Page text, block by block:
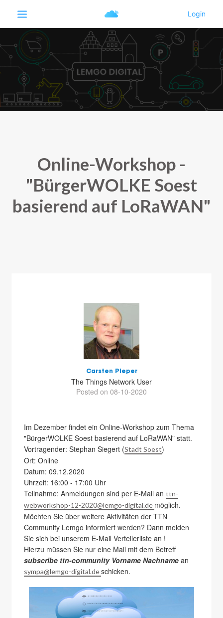
Online-Workshop -
"BürgerWOLKE Soest
basierend auf LoRaWAN"
Carsten Pieper
The Things Network User
Posted on 08-10-2020
Im Dezember findet ein Online-Workshop zum Thema
"BürgerWOLKE Soest basierend auf LoRaWAN" statt.
Vortragender: Stephan Siegert (Stadt Soest)
Ort: Online
Datum: 09.12.2020
Uhrzeit: 16:00 - 17:00 Uhr
Teilnahme: Anmeldungen sind per E-Mail anttn-
webworkshop-12-2020@lemgo-digital.de möglich.
Möchten Sie über weitere Aktivitäten der TTN
Community Lemgo informiert werden? Dann melden
Sie sich bei unserem E-Mail Verteilerliste an !
Hierzu müssen Sie nur eine Mail mit dem Betreff
subscribe ttn-community Vorname Nachname an
sympa@lemgo-digital.deschicken.